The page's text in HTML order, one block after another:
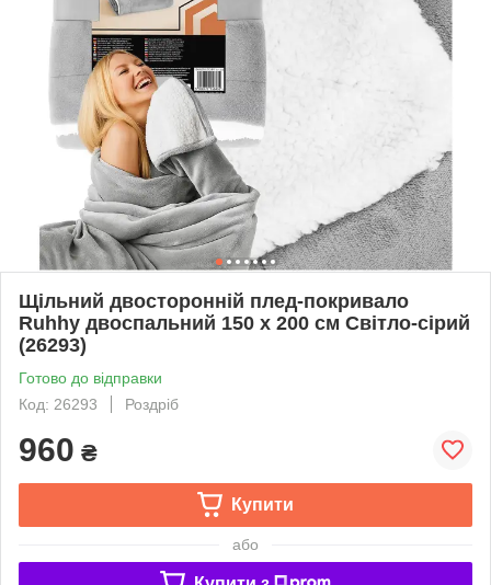
Щільний двосторонній плед-покривало
Ruhhy двоспальний 150 х 200 см Світло-сірий
(26293)
Готово до відправки
Код: 26293
Роздріб
960 ₴
Купити
або